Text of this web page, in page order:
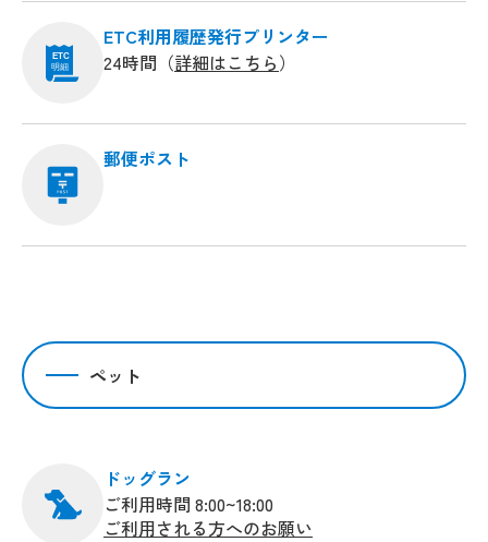
ETC
明細
ETC利用履歴発行プリンター
24時間（詳細はこちら）
郵便ポスト
ペット
ドッグラン
ご利用時間 8:00~18:00
ご利用される方へのお願い